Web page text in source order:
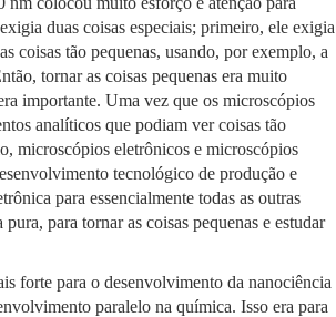
duas coisas especiais; primeiro, ele exigia
coisas tão pequenas, usando, por exemplo, a
tornar as coisas pequenas era muito
importante. Uma vez que os microscópios
analíticos que podiam ver coisas tão
microscópios eletrônicos e microscópios
tecnológico de produção e
para essencialmente todas as outras
para tornar as coisas pequenas e estudar
forte para o desenvolvimento da nanociência
paralelo na química. Isso era para